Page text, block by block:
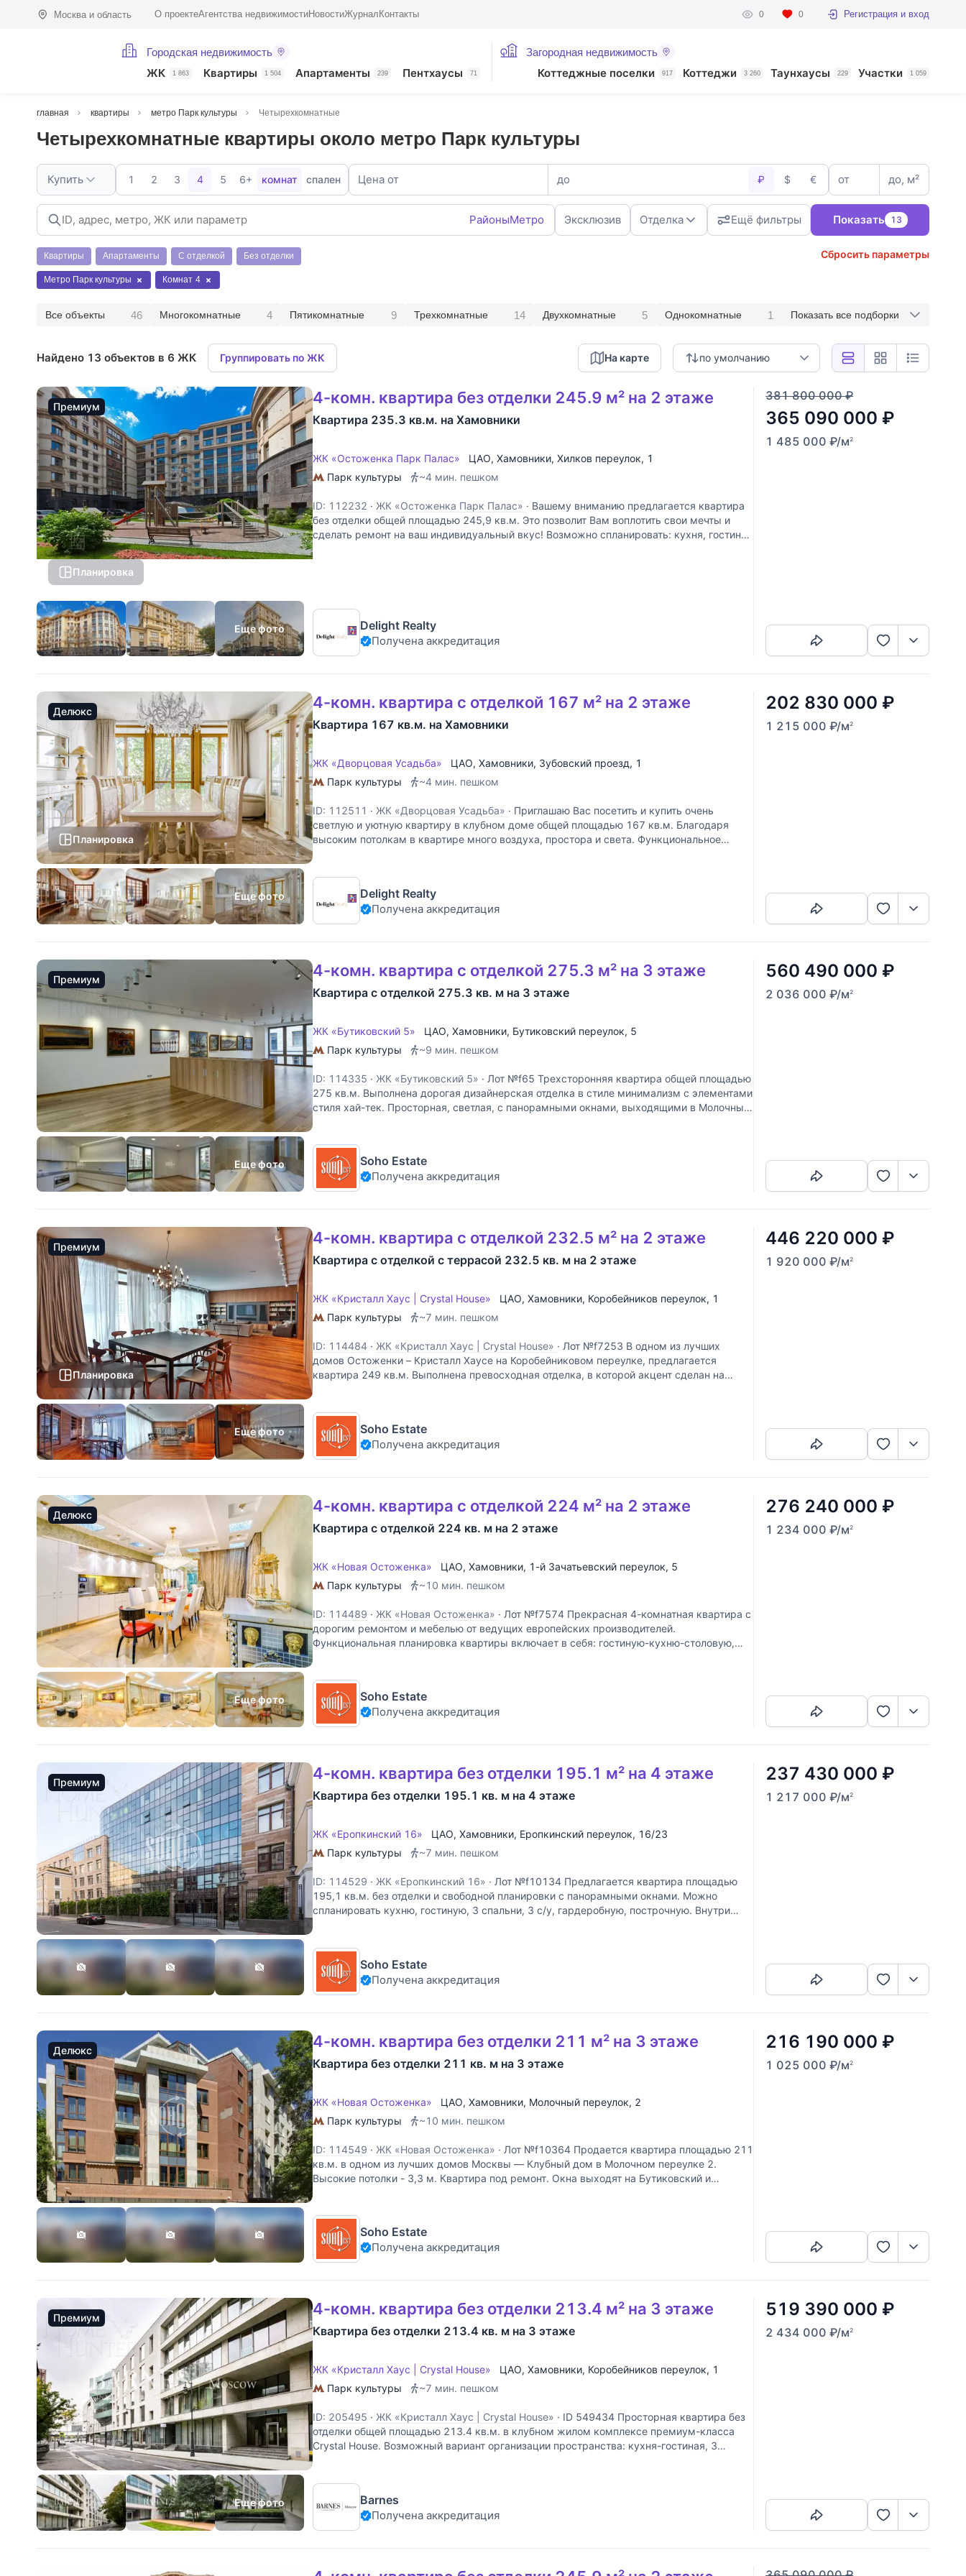
Москва и область О проектеАгентства недвижимостиНовостиЖурнал Контакты 0 0 Регистрация и вход
Городская недвижимость
ЖК 1 863 Квартиры 1 504 Апартаменты 239 Пентхаусы 71
Загородная недвижимость
Коттеджные поселки 917 Коттеджи 3 260 Таунхаусы 229 Участки 1 059
главная квартиры метро Парк культуры Четырехкомнатные
Четырехкомнатные квартиры около метро Парк культуры
Купить 1 2 3 4 5 6+ комнат спален Цена от до ₽ $ € от до, м²
РайоныМетро Эксклюзив Отделка Ещё фильтры Показать 13
Квартиры Апартаменты С отделкой Без отделки Сбросить параметры
Метро Парк культуры Комнат 4
Все объекты 46 Многокомнатные 4 Пятикомнатные 9 Трехкомнатные 14 Двухкомнатные 5 Однокомнатные 1 Показать все подборки
Найдено 13 объектов в 6 ЖК Группировать по ЖК по умолчанию
На карте
Премиум
Планировка
Еще фото
4-комн. квартира без отделки 245.9 м² на 2 этаже
Квартира 235.3 кв.м. на Хамовники
ЖК «Остоженка Парк Палас» ЦАО, Хамовники, Хилков переулок, 1
Парк культуры
~4 мин. пешком
ID: 112232 · ЖК «Остоженка Парк Палас» · Вашему вниманию предлагается квартира
без отделки общей площадью 245,9 кв.м. Это позволит Вам воплотить свои мечты и
сделать ремонт на ваш индивидуальный вкус! Возможно спланировать: кухня, гостиная
Delight Realty
Получена аккредитация
381 800 000 ₽
365 090 000 ₽
1 485 000 ₽/м2
Делюкс
Планировка
Еще фото
4-комн. квартира с отделкой 167 м² на 2 этаже
Квартира 167 кв.м. на Хамовники
ЖК «Дворцовая Усадьба» ЦАО, Хамовники, Зубовский проезд, 1
Парк культуры
~4 мин. пешком
ID: 112511 · ЖК «Дворцовая Усадьба» · Приглашаю Вас посетить и купить очень
светлую и уютную квартиру в клубном доме общей площадью 167 кв.м. Благодаря
высоким потолкам в квартире много воздуха, простора и света. Функциональное
Delight Realty
Получена аккредитация
202 830 000 ₽
1 215 000 ₽/м2
Премиум
Еще фото
4-комн. квартира с отделкой 275.3 м² на 3 этаже
Квартира с отделкой 275.3 кв. м на 3 этаже
ЖК «Бутиковский 5» ЦАО, Хамовники, Бутиковский переулок, 5
Парк культуры
~9 мин. пешком
ID: 114335 · ЖК «Бутиковский 5» · Лот №f65 Трехсторонняя квартира общей площадью
275 кв.м. Выполнена дорогая дизайнерская отделка в стиле минимализм с элементами
стиля хай-тек. Просторная, светлая, с панорамными окнами, выходящими в Молочный
Soho Estate
Получена аккредитация
560 490 000 ₽
2 036 000 ₽/м2
Премиум
Планировка
Еще фото
4-комн. квартира с отделкой 232.5 м² на 2 этаже
Квартира с отделкой с террасой 232.5 кв. м на 2 этаже
ЖК «Кристалл Хаус | Crystal House» ЦАО, Хамовники, Коробейников переулок, 1
Парк культуры
~7 мин. пешком
ID: 114484 · ЖК «Кристалл Хаус | Crystal House» · Лот №f7253 В одном из лучших
домов Остоженки – Кристалл Хаусе на Коробейниковом переулке, предлагается
квартира 249 кв.м. Выполнена превосходная отделка, в которой акцент сделан на
Soho Estate
Получена аккредитация
446 220 000 ₽
1 920 000 ₽/м2
Делюкс
Еще фото
4-комн. квартира с отделкой 224 м² на 2 этаже
Квартира с отделкой 224 кв. м на 2 этаже
ЖК «Новая Остоженка» ЦАО, Хамовники, 1-й Зачатьевский переулок, 5
Парк культуры
~10 мин. пешком
ID: 114489 · ЖК «Новая Остоженка» · Лот №f7574 Прекрасная 4-комнатная квартира с
дорогим ремонтом и мебелью от ведущих европейских производителей.
Функциональная планировка квартиры включает в себя: гостиную-кухню-столовую,
Soho Estate
Получена аккредитация
276 240 000 ₽
1 234 000 ₽/м2
Премиум 4-комн. квартира без отделки 195.1 м² на 4 этаже
Квартира без отделки 195.1 кв. м на 4 этаже
ЖК «Еропкинский 16» ЦАО, Хамовники, Еропкинский переулок, 16/23
Парк культуры
~7 мин. пешком
ID: 114529 · ЖК «Еропкинский 16» · Лот №f10134 Предлагается квартира площадью
195,1 кв.м. без отделки и свободной планировки с панорамными окнами. Можно
спланировать кухню, гостиную, 3 спальни, 3 с/у, гардеробную, построчную. Внутри
Soho Estate
Получена аккредитация
237 430 000 ₽
1 217 000 ₽/м2
Делюкс 4-комн. квартира без отделки 211 м² на 3 этаже
Квартира без отделки 211 кв. м на 3 этаже
ЖК «Новая Остоженка» ЦАО, Хамовники, Молочный переулок, 2
Парк культуры
~10 мин. пешком
ID: 114549 · ЖК «Новая Остоженка» · Лот №f10364 Продается квартира площадью 211
кв.м. в одном из лучших домов Москвы — Клубный дом в Молочном переулке 2.
Высокие потолки - 3,3 м. Квартира под ремонт. Окна выходят на Бутиковский и
Soho Estate
Получена аккредитация
216 190 000 ₽
1 025 000 ₽/м2
Премиум
Еще фото
4-комн. квартира без отделки 213.4 м² на 3 этаже
Квартира без отделки 213.4 кв. м на 3 этаже
ЖК «Кристалл Хаус | Crystal House» ЦАО, Хамовники, Коробейников переулок, 1
Парк культуры
~7 мин. пешком
ID: 205495 · ЖК «Кристалл Хаус | Crystal House» · ID 549434 Просторная квартира без
отделки общей площадью 213.4 кв.м. в клубном жилом комплексе премиум-класса
Crystal House. Возможный вариант организации пространства: кухня-гостиная, 3
Barnes
Получена аккредитация
519 390 000 ₽
2 434 000 ₽/м2